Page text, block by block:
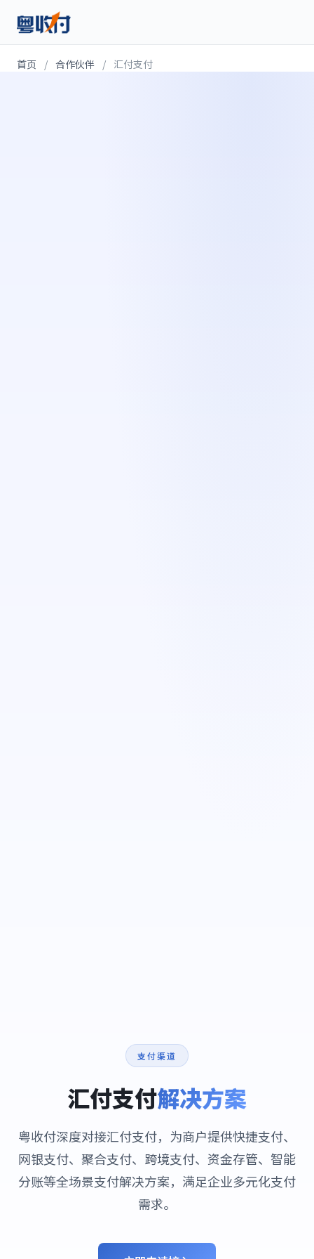
首页 / 合作伙伴 / 汇付支付
支付渠道
汇付支付解决方案
粤收付深度对接汇付支付，为商户提供快捷支付、
网银支付、聚合支付、跨境支付、资金存管、智能
分账等全场景支付解决方案，满足企业多元化支付
需求。